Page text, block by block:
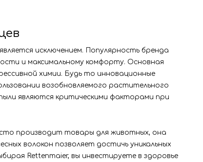
исключением. Популярность бренда
и максимальному комфорту. Основная
химии. Будь то инновационные
возобновляемого растительного
являются критическими факторами при
производит товары для животных, она
волокон позволяет достичь уникальных
Rettenmaier, вы инвестируете в здоровье